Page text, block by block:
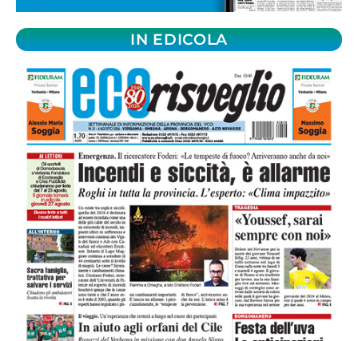
IN EDICOLA